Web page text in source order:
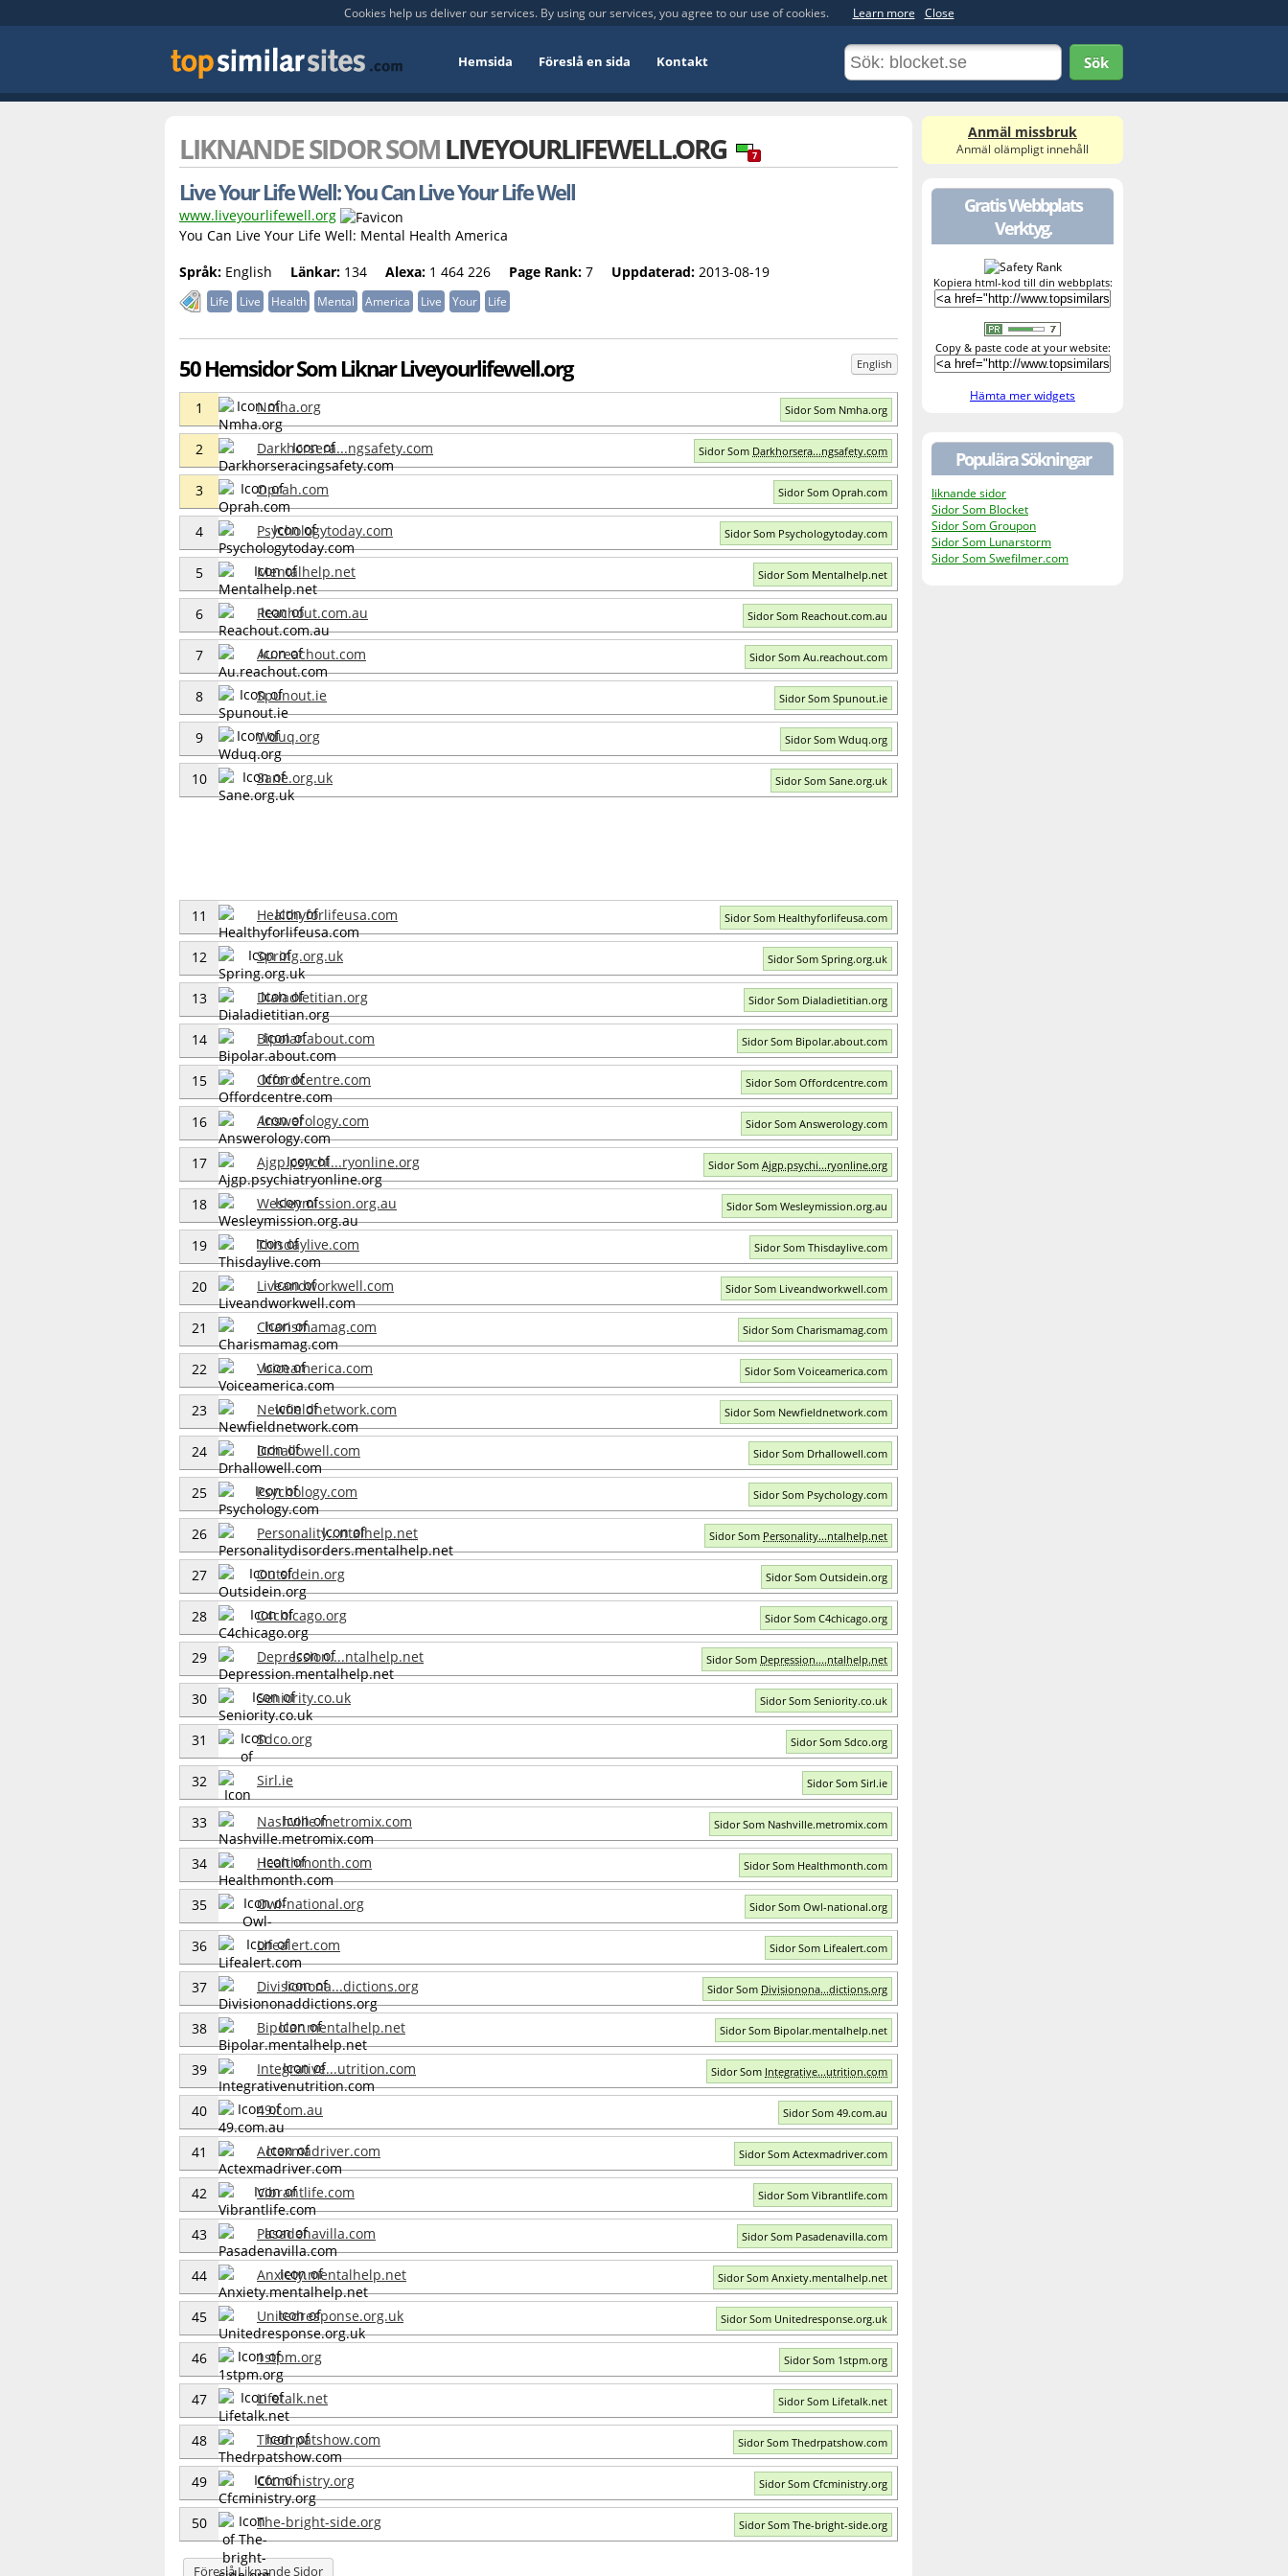
Cookies help us deliver our services. By using our services, you agree to our use of cookies. Learn more Close
Hemsida Föreslå en sida Kontakt Sök
LIKNANDE SIDOR SOMLIVEYOURLIFEWELL.ORG 7
Live Your Life Well: You Can Live Your Life Well
www.liveyourlifewell.org
You Can Live Your Life Well: Mental Health America
Språk: English Länkar: 134 Alexa: 1 464 226 Page Rank: 7 Uppdaterad: 2013-08-19
Life Live Health Mental America Live Your Life
50 Hemsidor Som Liknar Liveyourlifewell.org English
1 Nmha.org Sidor Som Nmha.org
2 Darkhorsera...ngsafety.com Sidor Som Darkhorsera...ngsafety.com
3 Oprah.com Sidor Som Oprah.com
4 Psychologytoday.com Sidor Som Psychologytoday.com
5 Mentalhelp.net Sidor Som Mentalhelp.net
6 Reachout.com.au Sidor Som Reachout.com.au
7 Au.reachout.com Sidor Som Au.reachout.com
8 Spunout.ie Sidor Som Spunout.ie
9 Wduq.org Sidor Som Wduq.org
10 Sane.org.uk Sidor Som Sane.org.uk
11 Healthyforlifeusa.com Sidor Som Healthyforlifeusa.com
12 Spring.org.uk Sidor Som Spring.org.uk
13 Dialadietitian.org Sidor Som Dialadietitian.org
14 Bipolar.about.com Sidor Som Bipolar.about.com
15 Offordcentre.com Sidor Som Offordcentre.com
16 Answerology.com Sidor Som Answerology.com
17 Ajgp.psychi...ryonline.org Sidor Som Ajgp.psychi...ryonline.org
18 Wesleymission.org.au Sidor Som Wesleymission.org.au
19 Thisdaylive.com Sidor Som Thisdaylive.com
20 Liveandworkwell.com Sidor Som Liveandworkwell.com
21 Charismamag.com Sidor Som Charismamag.com
22 Voiceamerica.com Sidor Som Voiceamerica.com
23 Newfieldnetwork.com Sidor Som Newfieldnetwork.com
24 Drhallowell.com Sidor Som Drhallowell.com
25 Psychology.com Sidor Som Psychology.com
26 Personality...ntalhelp.net Sidor Som Personality...ntalhelp.net
27 Outsidein.org Sidor Som Outsidein.org
28 C4chicago.org Sidor Som C4chicago.org
29 Depression....ntalhelp.net Sidor Som Depression....ntalhelp.net
30 Seniority.co.uk Sidor Som Seniority.co.uk
31 Sdco.org Sidor Som Sdco.org
32 Sirl.ie Sidor Som Sirl.ie
33 Nashville.metromix.com Sidor Som Nashville.metromix.com
34 Healthmonth.com Sidor Som Healthmonth.com
35 Owl-national.org Sidor Som Owl-national.org
36 Lifealert.com Sidor Som Lifealert.com
37 Divisionona...dictions.org Sidor Som Divisionona...dictions.org
38 Bipolar.mentalhelp.net Sidor Som Bipolar.mentalhelp.net
39 Integrative...utrition.com Sidor Som Integrative...utrition.com
40 49.com.au Sidor Som 49.com.au
41 Actexmadriver.com Sidor Som Actexmadriver.com
42 Vibrantlife.com Sidor Som Vibrantlife.com
43 Pasadenavilla.com Sidor Som Pasadenavilla.com
44 Anxiety.mentalhelp.net Sidor Som Anxiety.mentalhelp.net
45 Unitedresponse.org.uk Sidor Som Unitedresponse.org.uk
46 1stpm.org Sidor Som 1stpm.org
47 Lifetalk.net Sidor Som Lifetalk.net
48 Thedrpatshow.com Sidor Som Thedrpatshow.com
49 Cfcministry.org Sidor Som Cfcministry.org
50 The-bright-side.org Sidor Som The-bright-side.org
Föreslå Liknande Sidor
Anmäl missbruk
Anmäl olämpligt innehåll
Gratis Webbplats
Verktyg.
Kopiera html-kod till din webbplats:
Copy & paste code at your website:
Hämta mer widgets
Populära Sökningar
liknande sidor
Sidor Som Blocket
Sidor Som Groupon
Sidor Som Lunarstorm
Sidor Som Swefilmer.com